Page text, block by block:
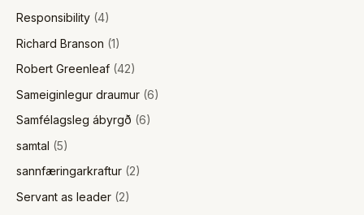
Responsibility (4)
Richard Branson (1)
Robert Greenleaf (42)
Sameiginlegur draumur (6)
Samfélagsleg ábyrgð (6)
samtal (5)
sannfæringarkraftur (2)
Servant as leader (2)